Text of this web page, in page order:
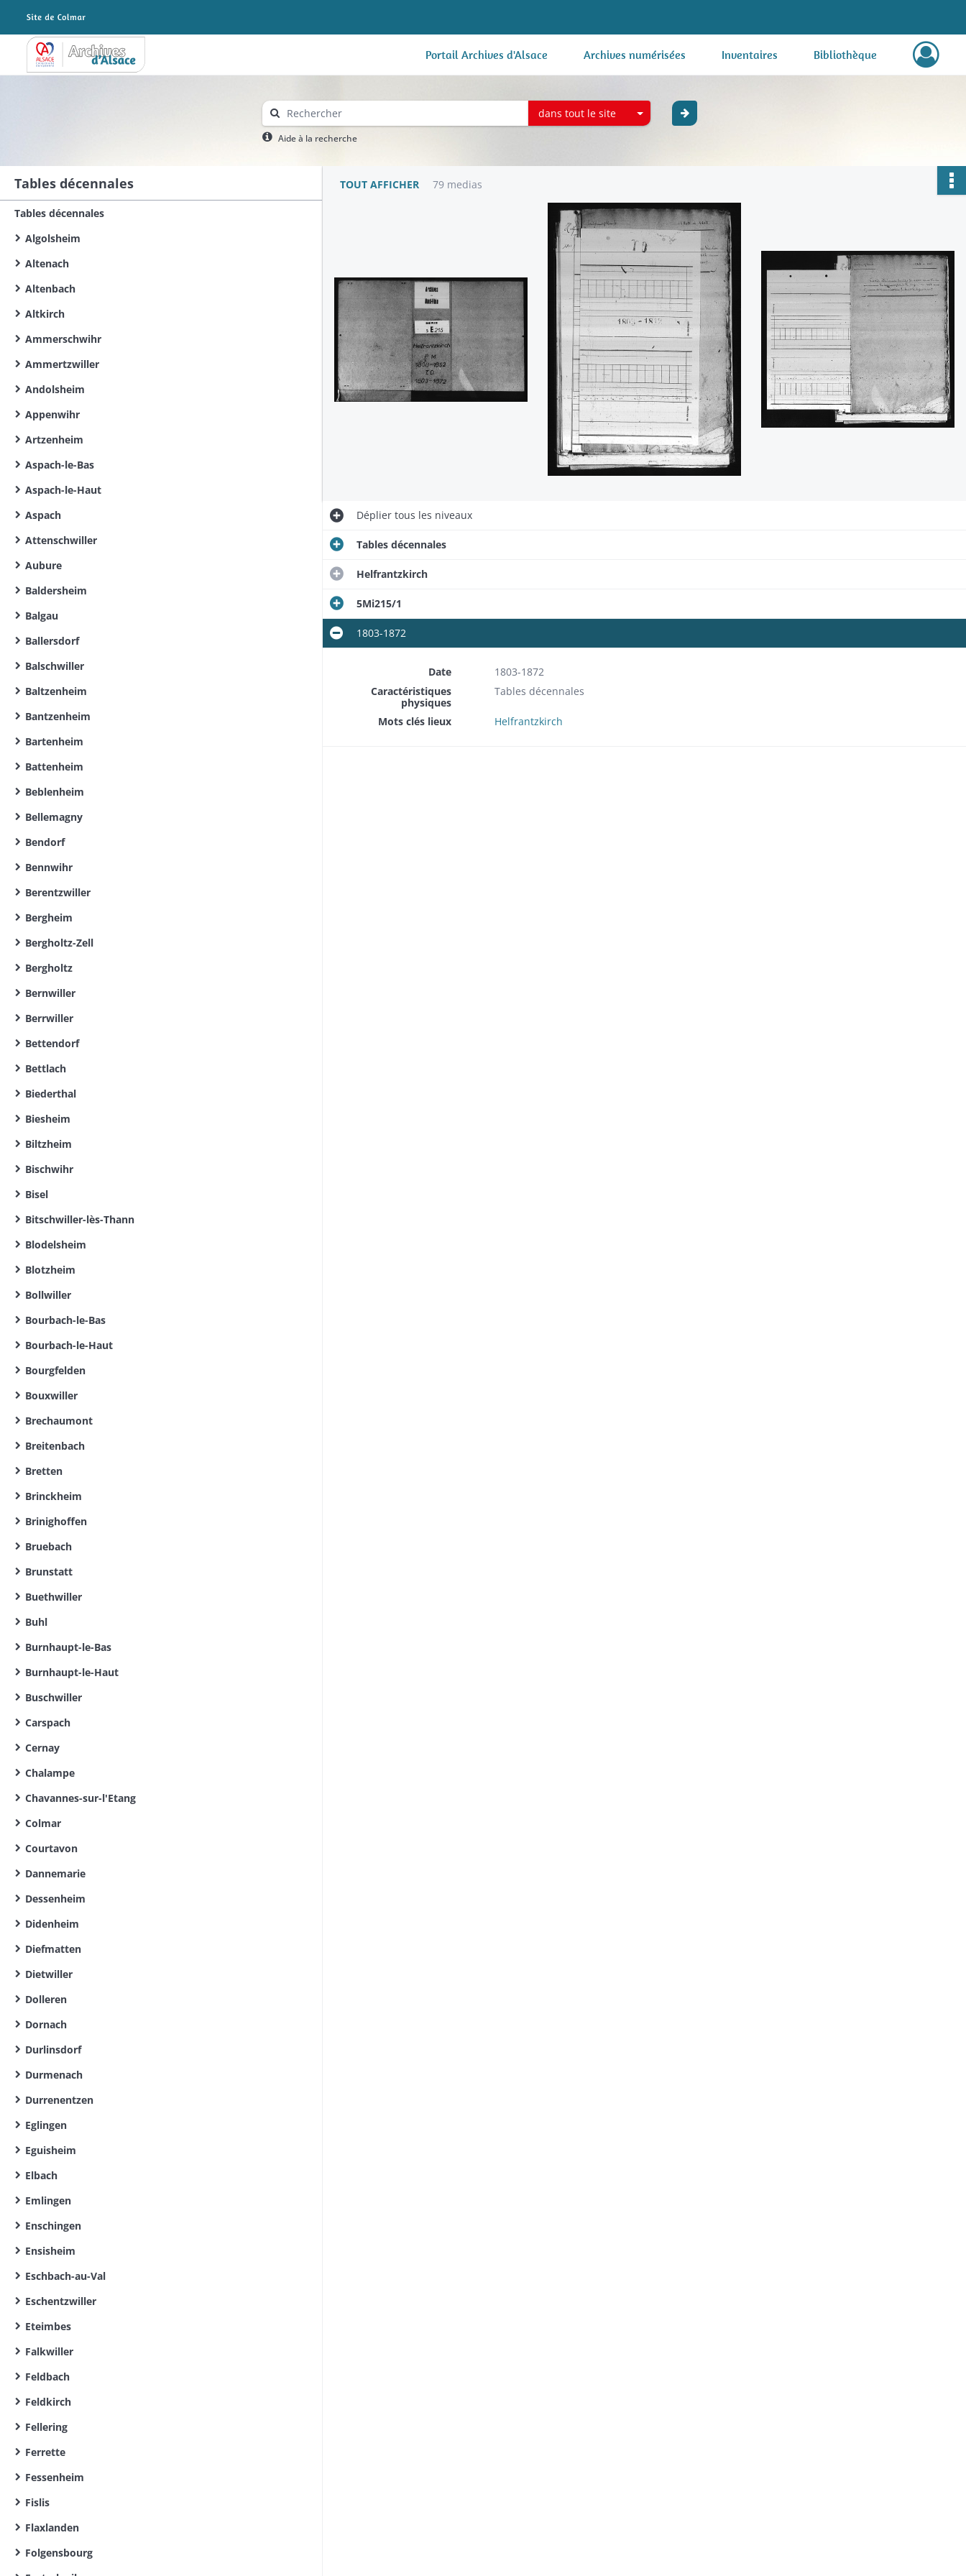
Archives Alsace - Colmar Portail Archives d'Alsace Archives numérisées Inventaires Bibliothèque
dans tout le site
Aide à la recherche
Tables décennales
Tables décennales
Algolsheim
Altenach
Altenbach
Altkirch
Ammerschwihr
Ammertzwiller
Andolsheim
Appenwihr
Artzenheim
Aspach-le-Bas
Aspach-le-Haut
Aspach
Attenschwiller
Aubure
Baldersheim
Balgau
Ballersdorf
Balschwiller
Baltzenheim
Bantzenheim
Bartenheim
Battenheim
Beblenheim
Bellemagny
Bendorf
Bennwihr
Berentzwiller
Bergheim
Bergholtz-Zell
Bergholtz
Bernwiller
Berrwiller
Bettendorf
Bettlach
Biederthal
Biesheim
Biltzheim
Bischwihr
Bisel
Bitschwiller-lès-Thann
Blodelsheim
Blotzheim
Bollwiller
Bourbach-le-Bas
Bourbach-le-Haut
Bourgfelden
Bouxwiller
Brechaumont
Breitenbach
Bretten
Brinckheim
Brinighoffen
Bruebach
Brunstatt
Buethwiller
Buhl
Burnhaupt-le-Bas
Burnhaupt-le-Haut
Buschwiller
Carspach
Cernay
Chalampe
Chavannes-sur-l'Etang
Colmar
Courtavon
Dannemarie
Dessenheim
Didenheim
Diefmatten
Dietwiller
Dolleren
Dornach
Durlinsdorf
Durmenach
Durrenentzen
Eglingen
Eguisheim
Elbach
Emlingen
Enschingen
Ensisheim
Eschbach-au-Val
Eschentzwiller
Eteimbes
Falkwiller
Feldbach
Feldkirch
Fellering
Ferrette
Fessenheim
Fislis
Flaxlanden
Folgensbourg
TOUT AFFICHER 79 medias
Dépliertous les niveaux
Tables décennales
Helfrantzkirch
5Mi215/1
1803-1872
Date
1803-1872
Caractéristiques
physiques
Tables décennales
Mots clés lieux Helfrantzkirch